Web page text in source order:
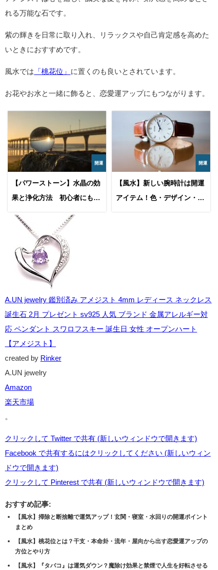
れる万能な石です。
紫の輝きを日常に取り入れ、リラックスや自己肯定感を高めた
いときにおすすめです。
風水では 「桃花位」 に置くのも良いとされています。
お花やお水と一緒に飾ると、恋愛運アップにもつながります。
開運
【パワーストーン】水晶の効
果と浄化方法 初心者にもお
開運
【風水】新しい腕時計は開運
アイテム！色・デザイン・買
A.UN jewelry 鑑別済み アメジスト 4mm レディース ネックレス
誕生石 2月 プレゼント sv925 人気 ブランド 金属アレルギー対
応 ペンダント スワロフスキー 誕生日 女性 オープンハート
【アメジスト】
created by Rinker
A.UN jewelry
Amazon
楽天市場
。
クリックして Twitter で共有 (新しいウィンドウで開きます)
Facebook で共有するにはクリックしてください (新しいウィン
ドウで開きます)
クリックして Pinterest で共有 (新しいウィンドウで開きます)
おすすめ記事:
【風水】掃除と断捨離で運気アップ！玄関・寝室・水回りの開運ポイント
まとめ
【風水】桃花位とは？干支・本命卦・流年・屋向から出す恋愛運アップの
方位とやり方
【風水】『タバコ』は運気ダウン？魔除け効果と禁煙で人生を好転させる